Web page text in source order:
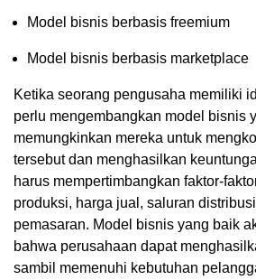
Model bisnis berbasis freemium
Model bisnis berbasis marketplace
Ketika seorang pengusaha memiliki
perlu mengembangkan model bisnis
memungkinkan mereka untuk
tersebut dan menghasilkan
harus mempertimbangkan faktor-
produksi, harga jual, saluran
pemasaran. Model bisnis yang baik
bahwa perusahaan dapat
sambil memenuhi kebutuhan